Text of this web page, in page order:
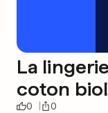
La
coton
0 0